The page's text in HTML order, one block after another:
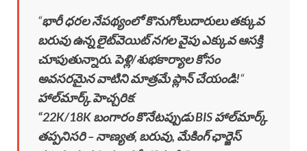
“భారీ ధరల నేపథ్యంలో కొనుగోలుదారులు తక్కువ
బరువు ఉన్న లైట్‌వెయిట్ నగల వైపు ఎక్కువ ఆసక్తి
చూపుతున్నారు. పెళ్లి/శుభకార్యాల కోసం
అవసరమైన వాటిని మాత్రమే ప్లాన్ చేయండి!“
హాల్‌మార్క్ హెచ్చరిక:
“22K/18K బంగారం కొనేటప్పుడు BIS హాల్‌మార్క్
తప్పనిసరి – నాణ్యత, బరువు, మేకింగ్ ఛార్జెస్